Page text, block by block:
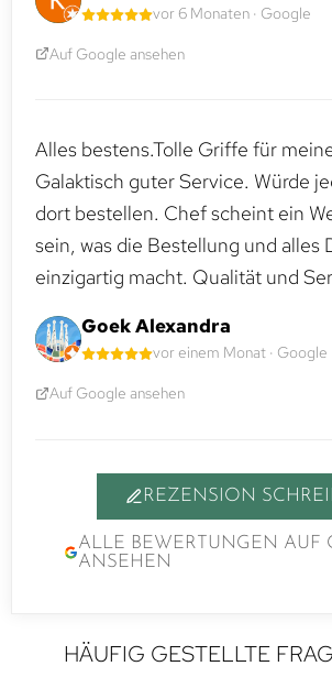
vor 6 Monaten · Google
Auf Google ansehen
Alles bestens.Tolle Griffe für
Galaktisch guter Service. Würde
dort bestellen. Chef scheint ein
sein, was die Bestellung und alles
einzigartig macht. Qualität und
Goek Alexandra
vor einem Monat · Google
Auf Google ansehen
REZENSION
ALLE BEWERTUNGEN AUF
ANSEHEN
HÄUFIG GESTELLTE